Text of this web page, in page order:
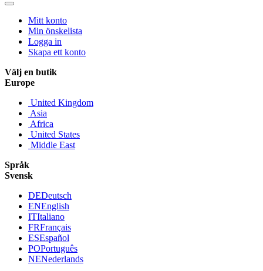
Mitt konto
Min önskelista
Logga in
Skapa ett konto
Välj en butik
Europe
United Kingdom
Asia
Africa
United States
Middle East
Språk
Svensk
DEDeutsch
ENEnglish
ITItaliano
FRFrançais
ESEspañol
POPortuguês
NENederlands